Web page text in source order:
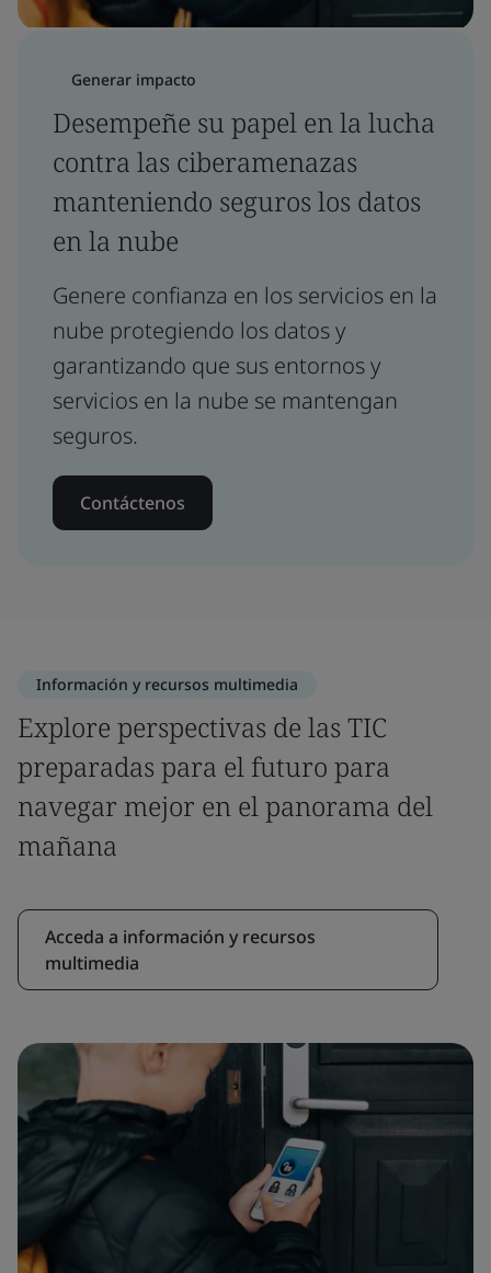
Generar impacto
Desempeñe su papel en la lucha
contra las ciberamenazas
manteniendo seguros los datos
en la nube
Genere confianza en los servicios en la
nube protegiendo los datos y
garantizando que sus entornos y
servicios en la nube se mantengan
seguros.
Contáctenos
Información y recursos multimedia
Explore perspectivas de las TIC
preparadas para el futuro para
navegar mejor en el panorama del
mañana
Acceda a información y recursos
multimedia